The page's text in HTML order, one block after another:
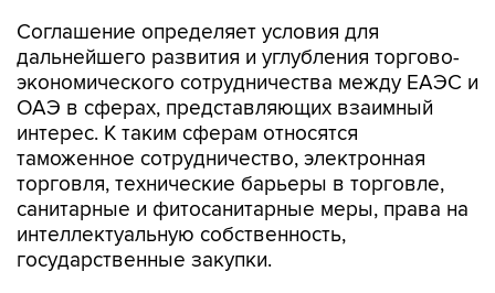
Соглашение определяет условия для
дальнейшего развития и углубления торгово-
экономического сотрудничества между ЕАЭС и
ОАЭ в сферах, представляющих взаимный
интерес. К таким сферам относятся
таможенное сотрудничество, электронная
торговля, технические барьеры в торговле,
санитарные и фитосанитарные меры, права на
интеллектуальную собственность,
государственные закупки.